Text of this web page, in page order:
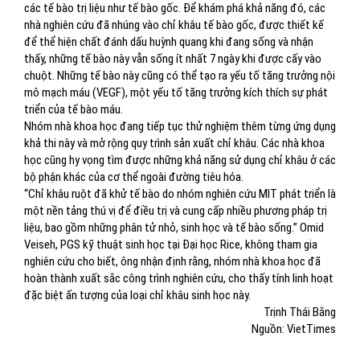
các tế bào trị liệu như tế bào gốc. Để khám phá khả năng đó, các
nhà nghiên cứu đã nhúng vào chỉ khâu tế bào gốc, được thiết kế
để thể hiện chất đánh dấu huỳnh quang khi đang sống và nhận
thấy, những tế bào này vẫn sống ít nhất 7 ngày khi được cấy vào
chuột. Những tế bào này cũng có thể tạo ra yếu tố tăng trưởng nội
mô mạch máu (VEGF), một yếu tố tăng trưởng kích thích sự phát
triển của tế bào máu.
Nhóm nhà khoa học đang tiếp tục thử nghiệm thêm từng ứng dụng
khả thi này và mở rộng quy trình sản xuất chỉ khâu. Các nhà khoa
học cũng hy vọng tìm được những khả năng sử dụng chỉ khâu ở các
bộ phận khác của cơ thể ngoài đường tiêu hóa.
“Chỉ khâu ruột đã khử tế bào do nhóm nghiên cứu MIT phát triển là
một nền tảng thú vị để điều trị và cung cấp nhiều phương pháp trị
liệu, bao gồm những phân tử nhỏ, sinh học và tế bào sống.” Omid
Veiseh, PGS kỹ thuật sinh học tại Đại học Rice, không tham gia
nghiên cứu cho biết, ông nhận định rằng, nhóm nhà khoa học đã
hoàn thành xuất sắc công trình nghiên cứu, cho thấy tính linh hoạt
đặc biệt ấn tượng của loại chỉ khâu sinh học này.
Trịnh Thái Bằng
Nguồn: VietTimes